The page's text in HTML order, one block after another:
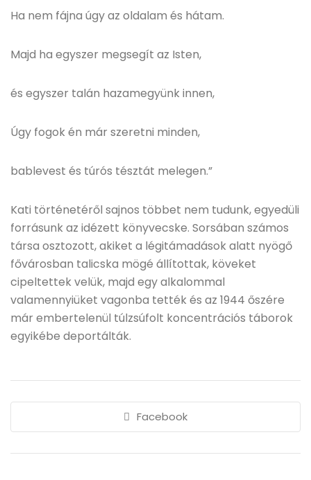
Ha nem fájna úgy az oldalam és hátam.
Majd ha egyszer megsegít az Isten,
és egyszer talán hazamegyünk innen,
Úgy fogok én már szeretni minden,
bablevest és túrós tésztát melegen.”
Kati történetéről sajnos többet nem tudunk, egyedüli
forrásunk az idézett könyvecske. Sorsában számos
társa osztozott, akiket a légitámadások alatt nyögő
fővárosban talicska mögé állítottak, köveket
cipeltettek velük, majd egy alkalommal
valamennyiüket vagonba tették és az 1944 őszére
már embertelenül túlzsúfolt koncentrációs táborok
egyikébe deportálták.
Facebook